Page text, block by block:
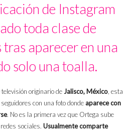
de Instagram
toda clase de
aparecer en una
solo una toalla.
originario deJalisco, México, esta
con una foto donde aparece con
. No es la primera vez que Ortega sube
sociales. Usualmente comparte